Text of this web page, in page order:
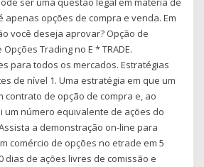
apenas opções de compra e venda. Em
você deseja aprovar? Opção de
Trading no E * TRADE.
para todos os mercados. Estratégias
de nível 1. Uma estratégia em que um
contrato de opção de compra e, ao
um número equivalente de ações do
a demonstração on-line para
comércio de opções no etrade em 5
dias de ações livres de comissão e